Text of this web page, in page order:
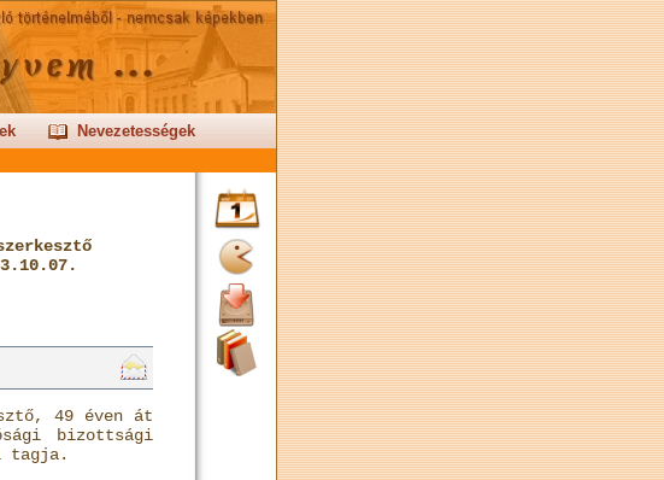
Nevezetességek
49 éven át
bizottsági
tagja.